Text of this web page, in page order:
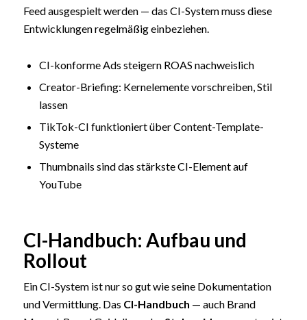
Feed ausgespielt werden — das CI-System muss diese
Entwicklungen regelmäßig einbeziehen.
CI-konforme Ads steigern ROAS nachweislich
Creator-Briefing: Kernelemente vorschreiben, Stil
lassen
TikTok-CI funktioniert über Content-Template-
Systeme
Thumbnails sind das stärkste CI-Element auf
YouTube
CI-Handbuch: Aufbau und
Rollout
Ein CI-System ist nur so gut wie seine Dokumentation
und Vermittlung. Das CI-Handbuch — auch Brand